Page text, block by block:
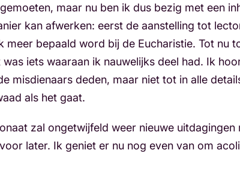
maar nu ben ik dus bezig met een
kan afwerken: eerst de aanstelling tot
bepaald word bij de Eucharistie. Tot nu
iets waaraan ik nauwelijks deel had. Ik
misdienaars deden, maar niet tot in alle
als het gaat.
zal ongetwijfeld weer nieuwe uitdagingen
later. Ik geniet er nu nog even van om